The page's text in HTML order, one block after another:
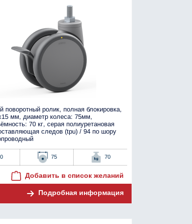
поворотный ролик, полная блокировка,
мм, диаметр колеса: 75мм,
70 кг, серая полиуретановая
следов (tpu) / 94 по шору
75 70
Добавить в список желаний
Подробная информация